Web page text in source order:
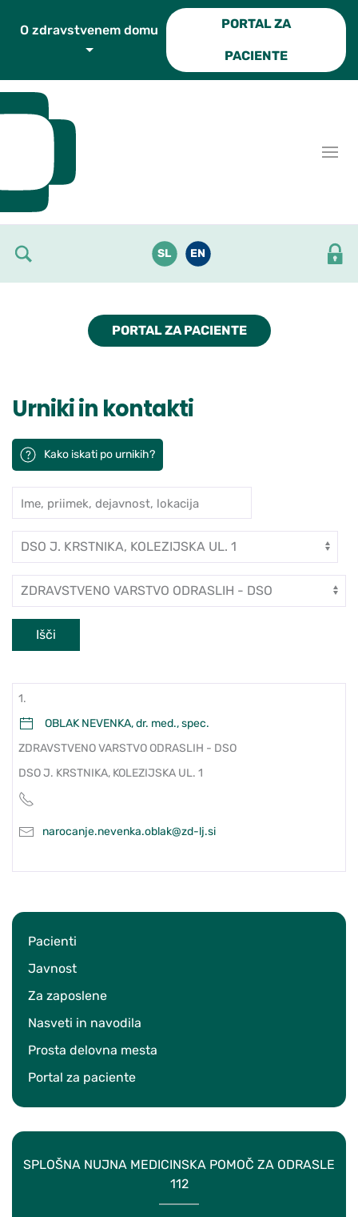
PORTAL ZA
PACIENTE
SL EN
PORTAL ZA PACIENTE
Pacienti
Javnost
Za zaposlene
Nasveti in navodila
Prosta delovna mesta
Portal za paciente
SPLOŠNA NUJNA MEDICINSKA POMOČ ZA ODRASLE
112
Urniki in kontakti
Kako iskati po urnikih?
Iskanje po ambulantah in
Ime, priimek, dejavnost, lokacija
Enota
Dejavnost
Išči
1.
OBLAK NEVENKA, dr. med., spec.
ZDRAVSTVENO VARSTVO ODRASLIH - DSO
DSO J. KRSTNIKA, KOLEZIJSKA UL. 1
narocanje.nevenka.oblak@zd-lj.si